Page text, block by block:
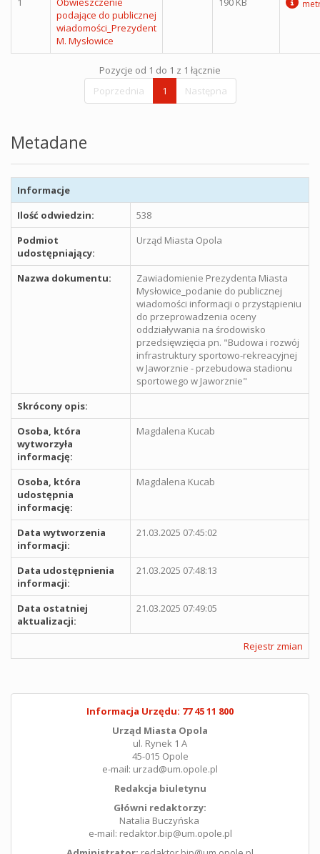
podające do publicznej
wiadomości_Prezydent
M. Mysłowice
Pozycje od 1 do 1 z 1 łącznie
Poprzednia
1 Następna
Metadane
Informacje
Ilość odwiedzin:
538
Podmiot
udostępniający:
Urząd Miasta Opola
Nazwa dokumentu:
Zawiadomienie Prezydenta Miasta
Mysłowice_podanie do publicznej
wiadomości informacji o przystąpieniu
do przeprowadzenia oceny
oddziaływania na środowisko
przedsięwzięcia pn. "Budowa i rozwój
infrastruktury sportowo-rekreacyjnej
w Jaworznie - przebudowa stadionu
sportowego w Jaworznie"
Skrócony opis:
Osoba, która
wytworzyła
informację:
Magdalena Kucab
Osoba, która
udostępnia
informację:
Magdalena Kucab
Data wytworzenia
informacji:
21.03.2025 07:45:02
Data udostępnienia
informacji:
21.03.2025 07:48:13
Data ostatniej
aktualizacji:
21.03.2025 07:49:05
Rejestr zmian
Informacja Urzędu: 77 45 11 800
Urząd Miasta Opola
ul. Rynek 1 A
45-015 Opole
e-mail: urzad@um.opole.pl
Redakcja biuletynu
Główni redaktorzy:
Natalia Buczyńska
e-mail: redaktor.bip@um.opole.pl